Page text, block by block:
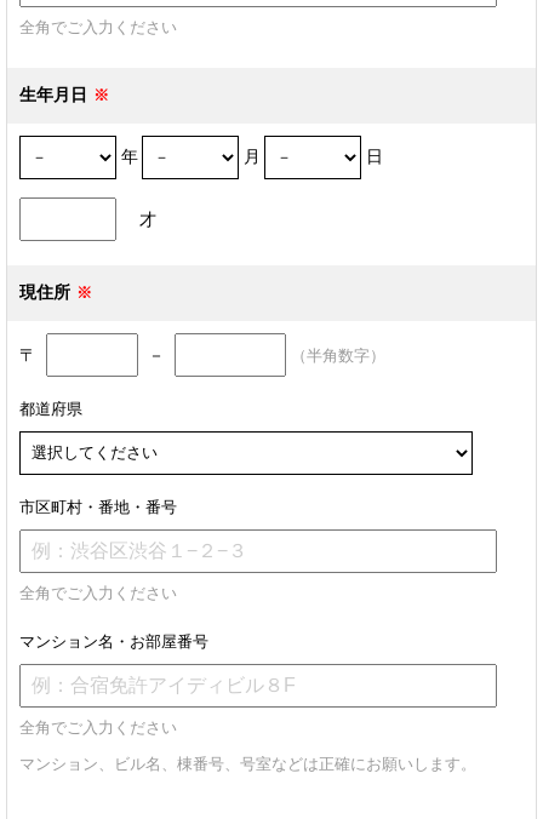
全角でご入力ください
生年月日
年 月 日
才
現住所
〒 － （半角数字）
都道府県
市区町村・番地・番号
全角でご入力ください
マンション名・お部屋番号
全角でご入力ください
マンション、ビル名、棟番号、号室などは正確にお願いします。